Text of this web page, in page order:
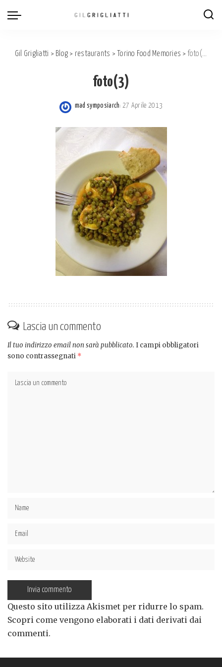
Gil Grigliatti > Blog > restaurants > Torino Food Memories >foto(3)
foto(3)
Posted
mad symposiarch 27 Aprile 2013
Lascia un commento
Il tuo indirizzo email non sarà pubblicato. I campi obbligatori
sono contrassegnati *
Questo sito utilizza Akismet per ridurre lo spam.
Scopri come vengono elaborati i dati derivati dai
commenti.